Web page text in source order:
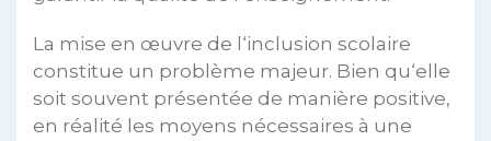
La mise en œuvre de l‘inclusion scolaire
constitue un problème majeur. Bien qu‘elle
soit souvent présentée de manière positive,
en réalité les moyens nécessaires à une